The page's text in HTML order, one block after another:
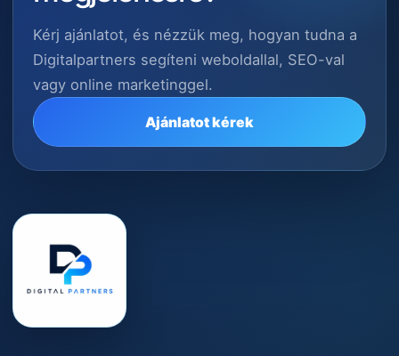
Kérj ajánlatot, és nézzük meg, hogyan tudna a
Digitalpartners segíteni weboldallal, SEO-val
vagy online marketinggel.
Ajánlatot kérek